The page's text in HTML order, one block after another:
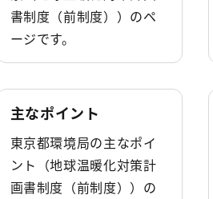
書制度（前制度））のペ
ージです。
主なポイント
東京都環境局の主なポイ
ント（地球温暖化対策計
画書制度（前制度））の